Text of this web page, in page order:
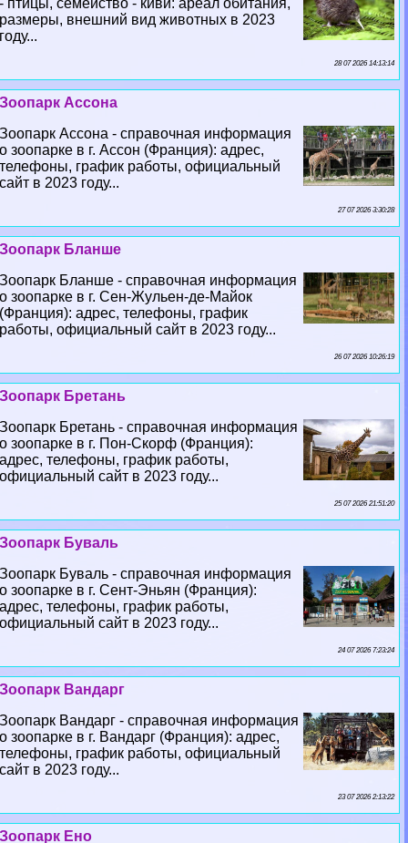
- птицы, семейство - киви: ареал обитания,
размеры, внешний вид животных в 2023
году...
28 07 2026 14:13:14
Зоопарк Ассона
Зоопарк Ассона - справочная информация
о зоопарке в г. Ассон (Франция): адрес,
телефоны, график работы, официальный
сайт в 2023 году...
27 07 2026 3:30:28
Зоопарк Бланше
Зоопарк Бланше - справочная информация
о зоопарке в г. Сен-Жульен-де-Майок
(Франция): адрес, телефоны, график
работы, официальный сайт в 2023 году...
26 07 2026 10:26:19
Зоопарк Бретань
Зоопарк Бретань - справочная информация
о зоопарке в г. Пон-Скорф (Франция):
адрес, телефоны, график работы,
официальный сайт в 2023 году...
25 07 2026 21:51:20
Зоопарк Буваль
Зоопарк Буваль - справочная информация
о зоопарке в г. Сент-Эньян (Франция):
адрес, телефоны, график работы,
официальный сайт в 2023 году...
24 07 2026 7:23:24
Зоопарк Вандарг
Зоопарк Вандарг - справочная информация
о зоопарке в г. Вандарг (Франция): адрес,
телефоны, график работы, официальный
сайт в 2023 году...
23 07 2026 2:13:22
Зоопарк Ено